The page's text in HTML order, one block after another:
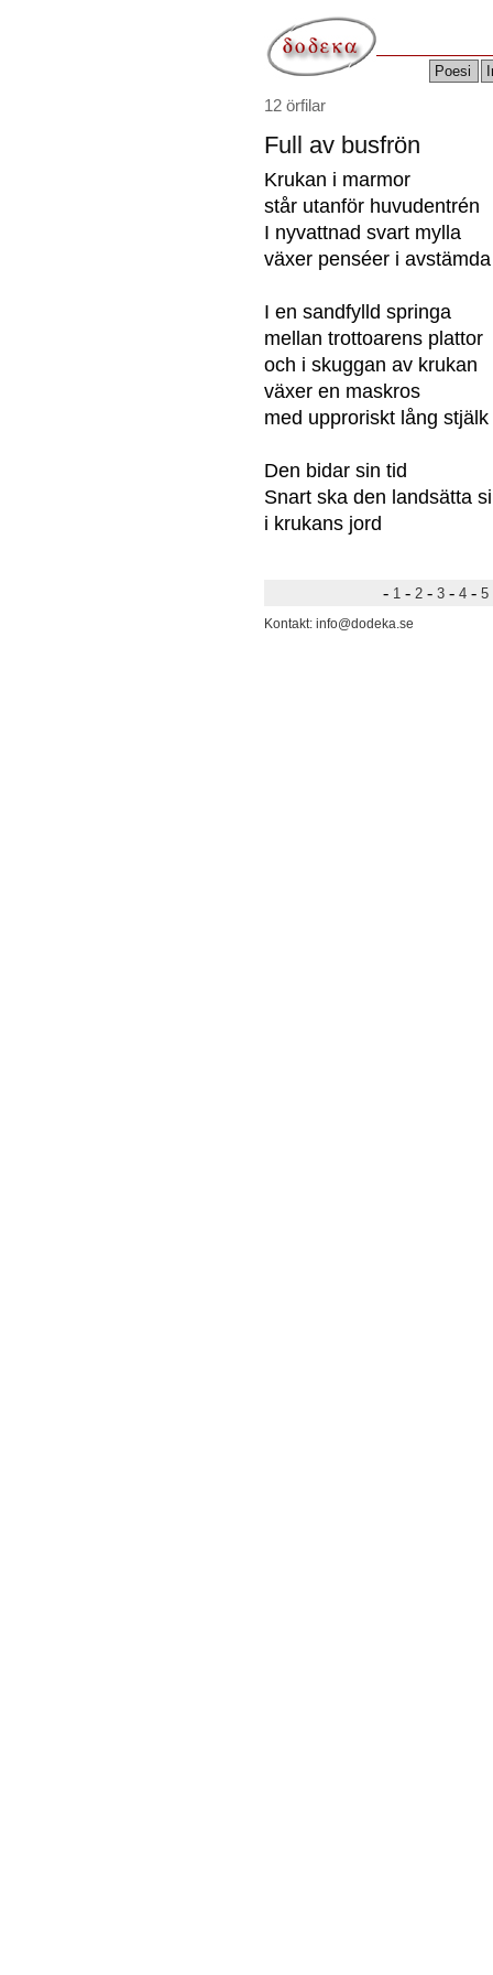
Poesi
12 örfilar
Full av busfrön
Krukan i marmor
står utanför huvudentrén
I nyvattnad svart mylla
växer penséer i
I en sandfylld springa
mellan trottoarens plattor
och i skuggan av krukan
växer en maskros
med upproriskt lång stjälk
Den bidar sin tid
Snart ska den landsätta
i krukans jord
-1 -2 -3 -4 -5
Kontakt: info@dodeka.se